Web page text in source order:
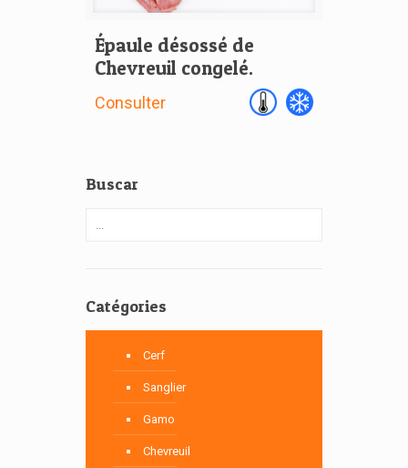
Épaule désossé de
Chevreuil congelé.
Consulter
Buscar
Catégories
Cerf
Sanglier
Gamo
Chevreuil